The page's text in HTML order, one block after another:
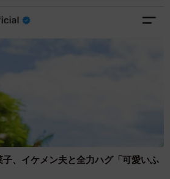
子、イケメン夫と全力ハグ「可愛いふ